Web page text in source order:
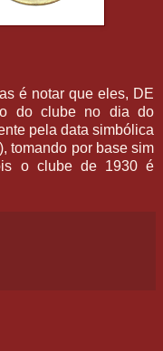
é notar que eles, DE
do clube no dia do
pela data simbólica
tomando por base sim
o clube de 1930 é